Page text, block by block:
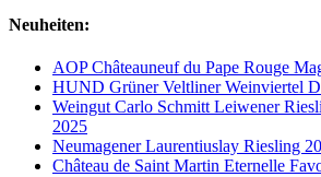
Neuheiten:
AOP Châteauneuf du Pape Rouge
HUND Grüner Veltliner Weinviertel
Weingut Carlo Schmitt Leiwener
2025
Neumagener Laurentiuslay Riesling
Château de Saint Martin Eternelle